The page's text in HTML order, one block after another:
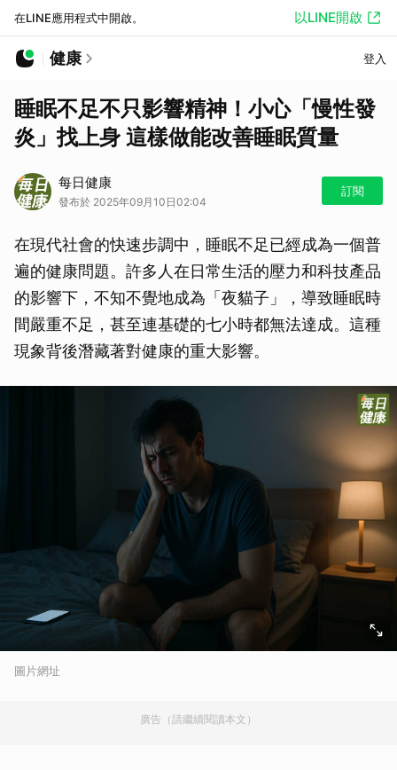
在LINE應用程式中開啟。 以LINE開啟
健康 登入
睡眠不足不只影響精神！小心「慢性發
炎」找上身 這樣做能改善睡眠質量
每日健康
發布於 2025年09月10日02:04
訂閱
在現代社會的快速步調中，睡眠不足已經成為一個普
遍的健康問題。許多人在日常生活的壓力和科技產品
的影響下，不知不覺地成為「夜貓子」，導致睡眠時
間嚴重不足，甚至連基礎的七小時都無法達成。這種
現象背後潛藏著對健康的重大影響。
圖片網址
廣告（請繼續閱讀本文）